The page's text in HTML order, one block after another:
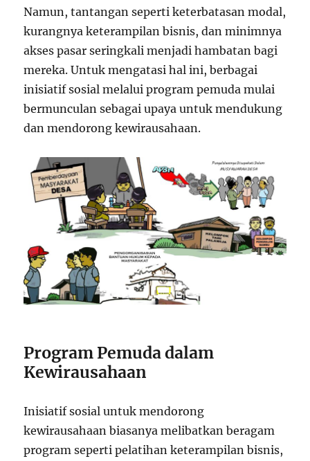
Namun, tantangan seperti keterbatasan modal,
kurangnya keterampilan bisnis, dan minimnya
akses pasar seringkali menjadi hambatan bagi
mereka. Untuk mengatasi hal ini, berbagai
inisiatif sosial melalui program pemuda mulai
bermunculan sebagai upaya untuk mendukung
dan mendorong kewirausahaan.
Program Pemuda dalam
Kewirausahaan
Inisiatif sosial untuk mendorong
kewirausahaan biasanya melibatkan beragam
program seperti pelatihan keterampilan bisnis,